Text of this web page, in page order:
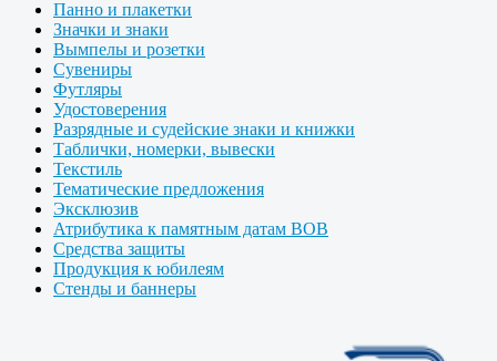
Панно и плакетки
Значки и знаки
Вымпелы и розетки
Сувениры
Футляры
Удостоверения
Разрядные и судейские знаки и книжки
Таблички, номерки, вывески
Текстиль
Тематические предложения
Эксклюзив
Атрибутика к памятным датам ВОВ
Средства защиты
Продукция к юбилеям
Стенды и баннеры